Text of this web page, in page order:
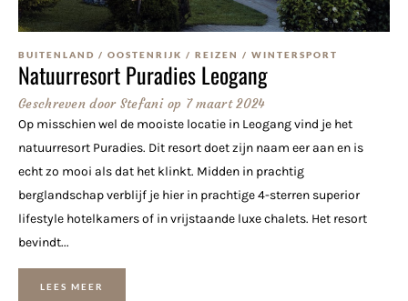
BUITENLAND / OOSTENRIJK / REIZEN / WINTERSPORT
Natuurresort Puradies Leogang
Geschreven doorStefani op 7 maart 2024
Op misschien wel de mooiste locatie in Leogang vind je het
natuurresort Puradies. Dit resort doet zijn naam eer aan en is
echt zo mooi als dat het klinkt. Midden in prachtig
berglandschap verblijf je hier in prachtige 4-sterren superior
lifestyle hotelkamers of in vrijstaande luxe chalets. Het resort
bevindt...
LEES MEER